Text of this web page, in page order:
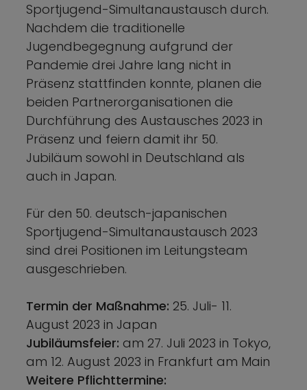
Sportjugend-Simultanaustausch durch.
Nachdem die traditionelle
Jugendbegegnung aufgrund der
Pandemie drei Jahre lang nicht in
Präsenz stattfinden konnte, planen die
beiden Partnerorganisationen die
Durchführung des Austausches 2023 in
Präsenz und feiern damit ihr 50.
Jubiläum sowohl in Deutschland als
auch in Japan.
Für den 50. deutsch-japanischen
Sportjugend-Simultanaustausch 2023
sind drei Positionen im Leitungsteam
ausgeschrieben.
Termin der Maßnahme: 25. Juli- 11.
August 2023 in Japan
Jubiläumsfeier: am 27. Juli 2023 in Tokyo,
am 12. August 2023 in Frankfurt am Main
Weitere Pflichttermine: